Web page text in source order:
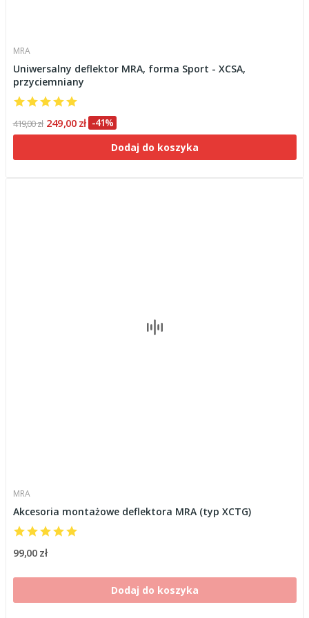
MRA
Uniwersalny deflektor MRA, forma Sport - XCSA,
przyciemniany
419,00 zł 249,00 zł -41%
Dodaj do koszyka
MRA
Akcesoria montażowe deflektora MRA (typ XCTG)
99,00 zł
Dodaj do koszyka